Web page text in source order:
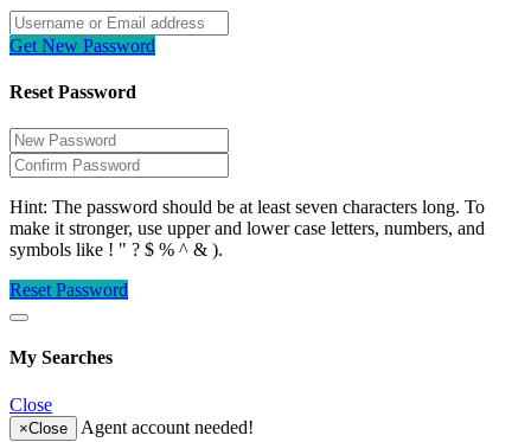
Get New Password
Reset Password
Hint: The password should be at least seven characters long. To
make it stronger, use upper and lower case letters, numbers, and
symbols like ! " ? $ % ^ & ).
Reset Password
My Searches
Close
×Close Agent account needed!